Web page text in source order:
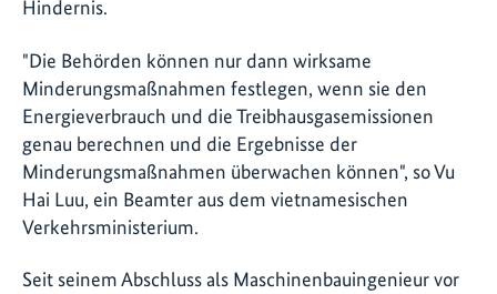
Hindernis.
"Die Behörden können nur dann wirksame
Minderungsmaßnahmen festlegen, wenn sie den
Energieverbrauch und die Treibhausgasemissionen
genau berechnen und die Ergebnisse der
Minderungsmaßnahmen überwachen können", so Vu
Hai Luu, ein Beamter aus dem vietnamesischen
Verkehrsministerium.
Seit seinem Abschluss als Maschinenbauingenieur vor